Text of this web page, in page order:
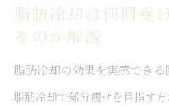
脂肪冷却は何回受
るのか解説
脂肪冷却の効果を実感できる
脂肪冷却で部分痩せを目指す方